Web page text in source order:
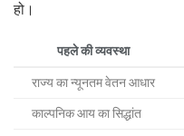
हो।
पहले की व्यवस्था
राज्य का न्यूनतम वेतन आधार
काल्पनिक आय का सिद्धांत